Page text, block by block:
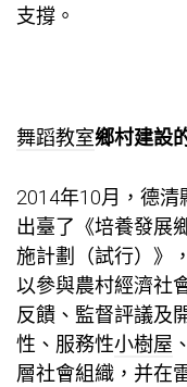
支撐。
舞蹈教室鄉村建設
2014年10月，德
出臺了《培養發展
施計劃（試行）》
以參與農村經濟社
反饋、監督評議及
性、服務性小樹屋
層社會組織，并在